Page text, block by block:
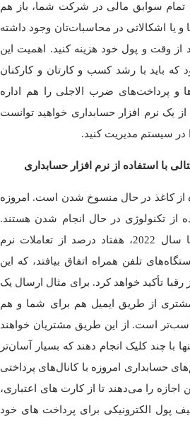
سوابق مالی در شرکت شما، باز هم
یا اشکالاتی در محاسبات‌تان وجود داشته
از وقت و پول خود هزینه کنید. اهمیت این
باید با رشد کسب و کارتان و کارکنان
و پرداخت‌های ضرب الاجلی را هم اداره
از یک نرم افزار حسابداری خواهید توانست
سیستم مدیریت کنید.
از کاغذ در حال منسوخ شدن است. امروزه
از تکنولوژی در حال انجام شدن هستند.
حتی پیش‌بینی می‌شود که تا سال 2022، هفتاد درصد از تعاملات نرم
تلفن همراه اتفاق بیافتد، که این
رقبا تأکید خواهد کرد. برای مثال ارسال یک
از طریق ایمیل هم برای شما و هم
است. از این طریق مشتریان خواهند
با چند کلیک انجام دهند که بسیار آسان‌تر
حسابداری امروزه با کانال‌های پرداختی
را می‌دهند تا از کارت های اعتباری،
پول الکترونیکی برای پرداخت های خود